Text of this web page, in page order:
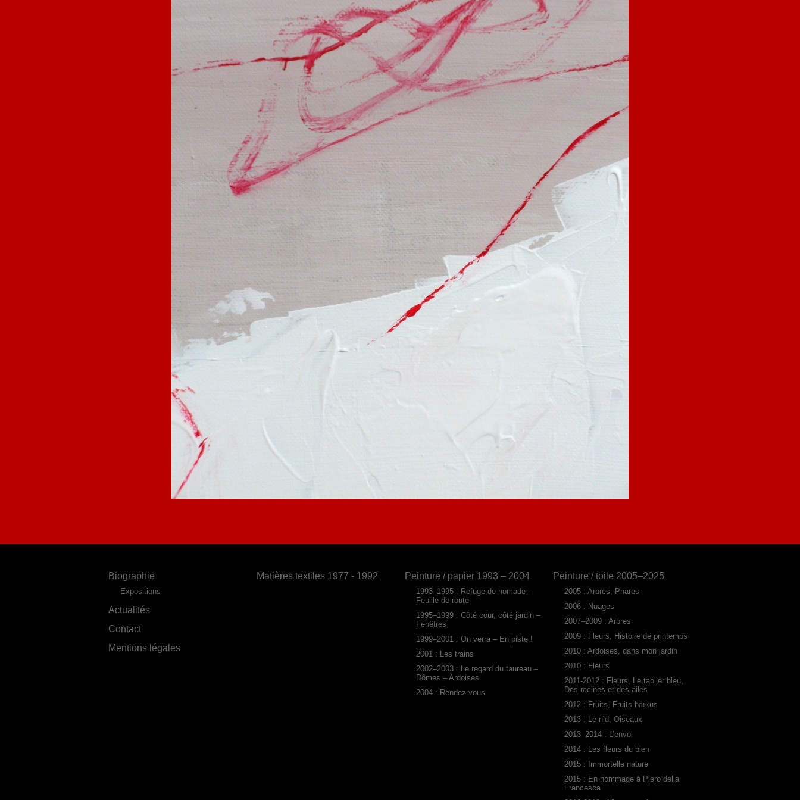
Biographie
Expositions
Actualités
Contact
Mentions légales
Matières textiles 1977 - 1992 Peinture / papier 1993 – 2004
1993–1995 : Refuge de nomade -
Feuille de route
1995–1999 : Côté cour, côté jardin –
Fenêtres
1999–2001 : On verra – En piste !
2001 : Les trains
2002–2003 : Le regard du taureau –
Dômes – Ardoises
2004 : Rendez-vous
Peinture / toile 2005–2025
2005 : Arbres, Phares
2006 : Nuages
2007–2009 : Arbres
2009 : Fleurs, Histoire de printemps
2010 : Ardoises, dans mon jardin
2010 : Fleurs
2011-2012 : Fleurs, Le tablier bleu,
Des racines et des ailes
2012 : Fruits, Fruits haïkus
2013 : Le nid, Oiseaux
2013–2014 : L’envol
2014 : Les fleurs du bien
2015 : Immortelle nature
2015 : En hommage à Piero della
Francesca